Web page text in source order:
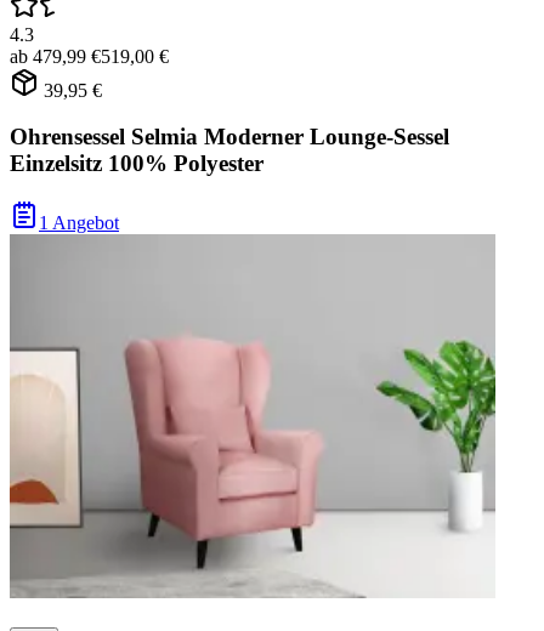
4.3
ab 479,99 €519,00 €
39,95 €
Ohrensessel Selmia Moderner Lounge-Sessel
Einzelsitz 100% Polyester
1 Angebot